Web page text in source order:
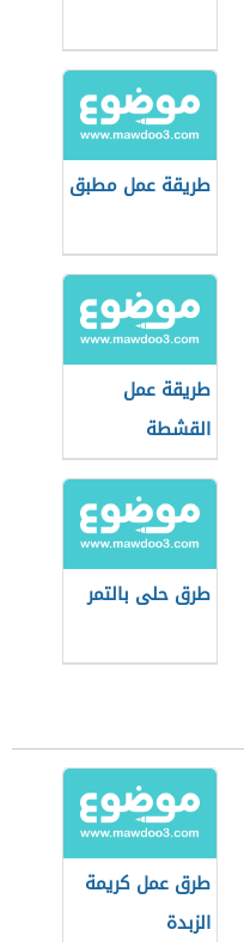
طريقة عمل مطبق
طريقة عمل
القشطة
طرق حلى بالتمر
طرق عمل كريمة
الزبدة